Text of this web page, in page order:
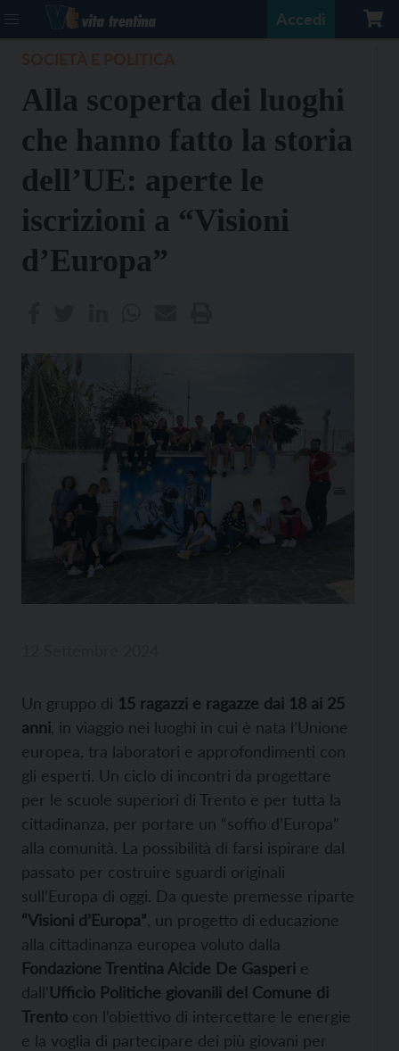
Accedi
Alla scoperta dei luoghi
che hanno fatto la storia
dell’UE: aperte le
iscrizioni a “Visioni
d’Europa”
Un gruppo di 15 ragazzi e ragazze dai 18 ai 25
anni , in viaggio nei luoghi in cui è nata l’Unione
europea, tra laboratori e approfondimenti con
gli esperti. Un ciclo di incontri da progettare
per le scuole superiori di Trento e per tutta la
cittadinanza, per portare un “soffio d’Europa”
alla comunità. La possibilità di farsi ispirare dal
passato per costruire sguardi originali
sull’Europa di oggi. Da queste premesse riparte
“Visioni d’Europa” , un progetto di educazione
alla cittadinanza europea voluto dalla
Fondazione Trentina Alcide De Gasperi e
dall’Ufficio Politiche giovanili del Comune di
Trento con l’obiettivo di intercettare le energie
e la voglia di partecipare dei più giovani per